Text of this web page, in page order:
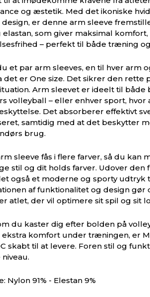
og æstetik. Med det ikoniske
design, er denne arm sleeve
elastan, som giver maksimal
– perfekt til både træning
et par arm sleeves, en til hver arm
det er One size. Det sikrer den
Arm sleevet er ideelt til både
volleyball – eller enhver sport,
Det absorberer effektivt
samtidig med at det beskytter
brug.
sleeve fås i flere farver, så du kan
stil og dit holds farver. Udover
også et moderne og sporty udtryk
af funktionalitet og design gør
atlet, der vil optimere sit spil og sit
du kaster dig efter bolden på
komfort under træningen, er
skabt til at levere. Foren stil og
Nylon 91% - Elestan 9%